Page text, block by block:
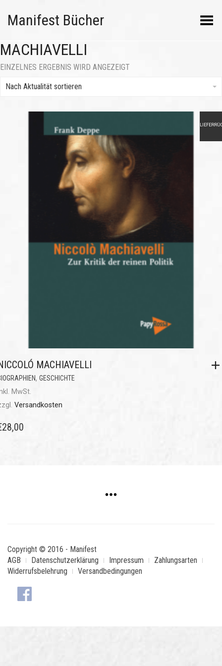
Manifest Bücher Menü umschalten
MACHIAVELLI
EINZELNES ERGEBNIS WIRD ANGEZEIGT
Nach Aktualität sortieren
MACHIAVELLI
, GESCHICHTE
MwSt.
Versandkosten
28,00
Copyright © 2016 - Manifest
AGB
Datenschutzerklärung Impressum
Zahlungsarten
Widerrufsbelehrung
Versandbedingungen